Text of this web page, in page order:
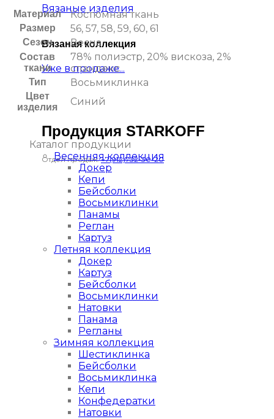
Вязаные изделия
Вязаная коллекция
Уже в продаже...
Продукция STARKOFF
Отдел продаж:+7(912)732-30-20
Материал Костюмная ткань
Размер 56, 57, 58, 59, 60, 61
Сезон Весна
Состав
ткани
78% полиэстр, 20% вискоза, 2%
спандекс
Тип Восьмиклинка
Цвет
изделия
Синий
Каталог продукции
Весенняя коллекция
Докер
Кепи
Бейсболки
Восьмиклинки
Панамы
Реглан
Картуз
Летняя коллекция
Докер
Картуз
Бейсболки
Восьмиклинки
Натовки
Панама
Регланы
Зимняя коллекция
Шестиклинка
Бейсболки
Восьмиклинка
Кепи
Конфедератки
Натовки